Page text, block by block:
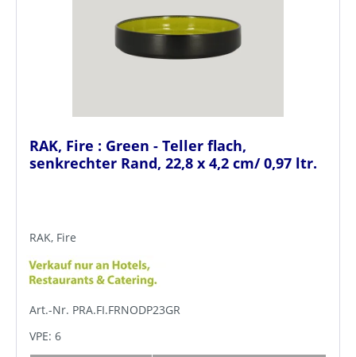
RAK, Fire : Green - Teller flach,
senkrechter Rand, 22,8 x 4,2 cm/ 0,97 ltr.
RAK, Fire
Art.-Nr. PRA.FI.FRNODP23GR
VPE: 6